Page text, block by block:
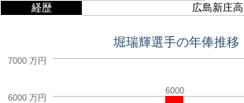
経歴
広島新庄高
堀瑞輝選手の年俸推移
6000
6000 万円
7000 万円